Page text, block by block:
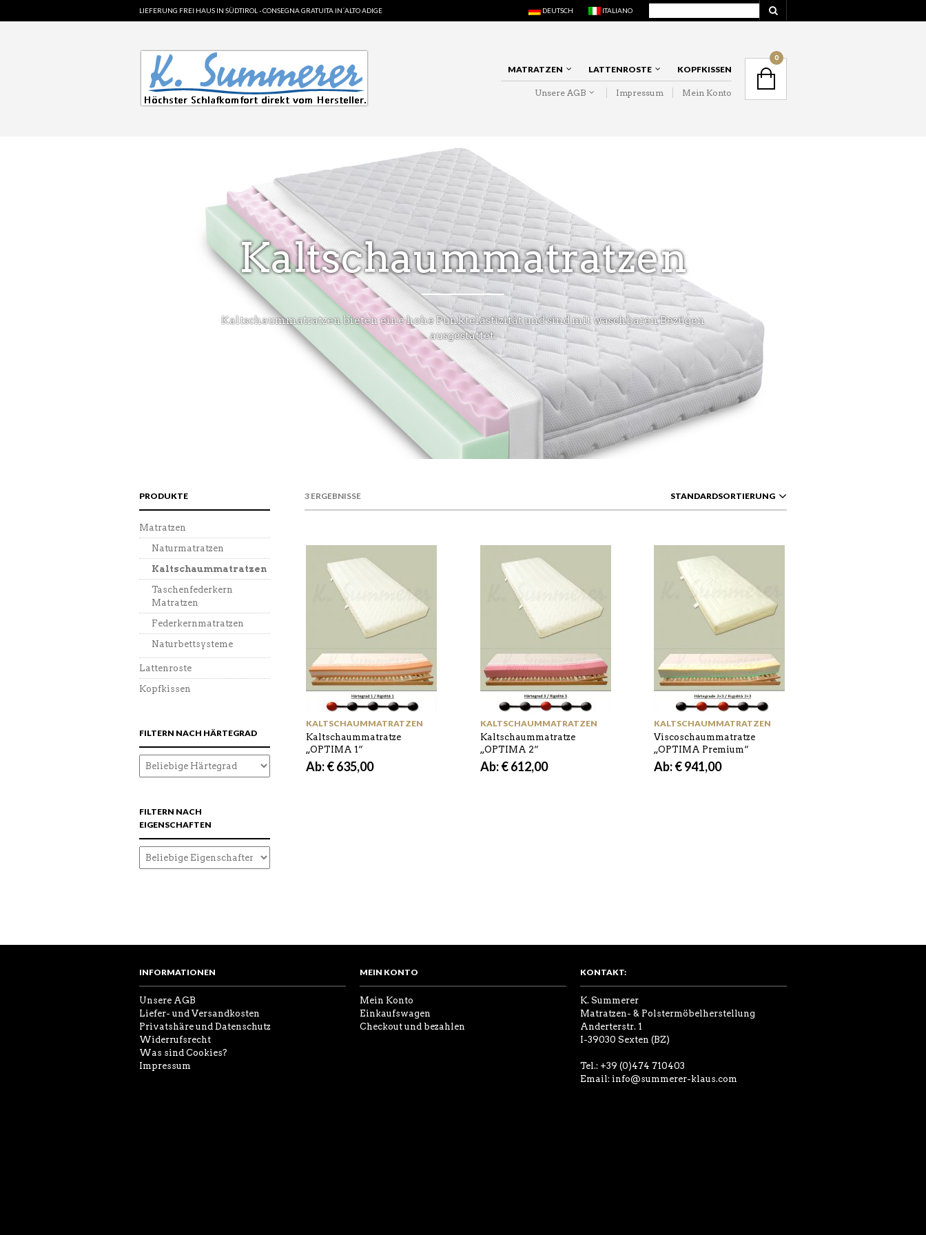
LIEFERUNG FREI HAUS IN SÜDTIROL - CONSEGNA GRATUITA IN´ALTO ADIGE DEUTSCH ITALIANO
MATRATZEN LATTENROSTE KOPFKISSEN
Unsere AGB Impressum Mein Konto
0
Kaltschaummatratzen
Kaltschaummatratzen bieten eine hohe Punktelastizität und sind mit waschbaren Bezügen
ausgestattet.
3 ERGEBNISSE STANDARDSORTIERUNG
KALTSCHAUMMATRATZEN
Kaltschaummatratze
„OPTIMA 1“
Ab:€635,00
KALTSCHAUMMATRATZEN
Kaltschaummatratze
„OPTIMA 2“
Ab:€612,00
KALTSCHAUMMATRATZEN
Viscoschaummatratze
„OPTIMA Premium“
Ab:€941,00
PRODUKTE
Matratzen
Naturmatratzen
Kaltschaummatratzen
Taschenfederkern
Matratzen
Federkernmatratzen
Naturbettsysteme
Lattenroste
Kopfkissen
FILTERN NACH HÄRTEGRAD
FILTERN NACH
EIGENSCHAFTEN
INFORMATIONEN
Unsere AGB
Liefer- und Versandkosten
Privatshäre und Datenschutz
Widerrufsrecht
Was sind Cookies?
Impressum
MEIN KONTO
Mein Konto
Einkaufswagen
Checkout und bezahlen
KONTAKT:
K. Summerer
Matratzen- & Polstermöbelherstellung
Anderterstr. 1
I-39030 Sexten (BZ)
Tel.: +39 (0)474 710403
Email: info@summerer-klaus.com
NAVIGATION